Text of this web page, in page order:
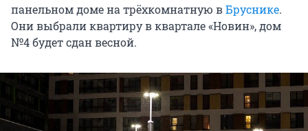
панельном доме на трёхкомнатную вБруснике.
Они выбрали квартиру в квартале «Новин», дом
№4 будет сдан весной.